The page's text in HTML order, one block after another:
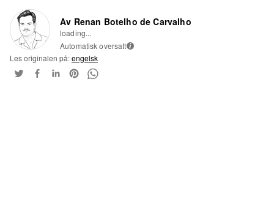
Av Renan Botelho de Carvalho
loading...
Automatisk oversatt i
Les originalen på:engelsk